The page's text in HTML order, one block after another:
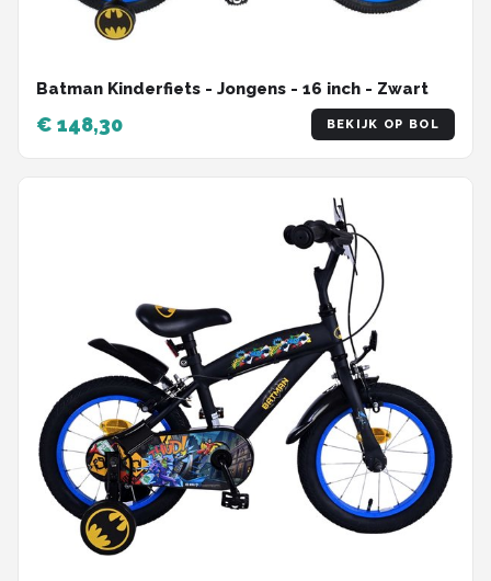
Batman Kinderfiets - Jongens - 16 inch - Zwart
€ 148,30 BEKIJK OP BOL